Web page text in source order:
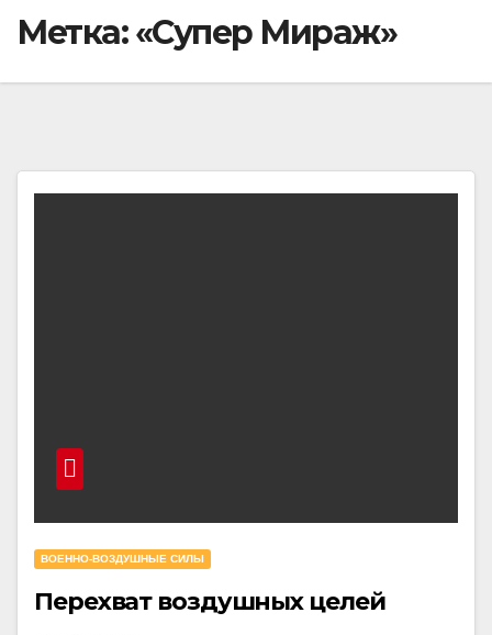
Метка:«Супер Мираж»
ВОЕННО-ВОЗДУШНЫЕ СИЛЫ
Перехват воздушных целей